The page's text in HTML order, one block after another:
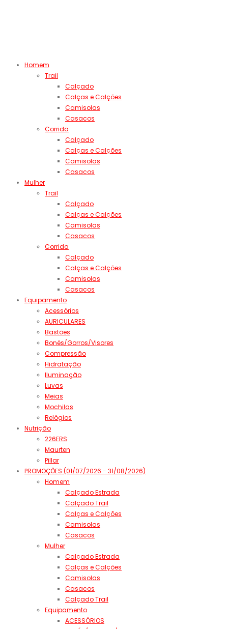
Homem
Trail
Calçado
Calças e Calções
Camisolas
Casacos
Corrida
Calçado
Calças e Calções
Camisolas
Casacos
Mulher
Trail
Calçado
Calças e Calções
Camisolas
Casacos
Corrida
Calçado
Calças e Calções
Camisolas
Casacos
Equipamento
Acessórios
AURICULARES
Bastões
Bonés/Gorros/Visores
Compressão
Hidratação
Iluminação
Luvas
Meias
Mochilas
Relógios
Nutrição
226ERS
Maurten
Pillar
PROMOÇÕES (01/07/2026 - 31/08/2026)
Homem
Calçado Estrada
Calçado Trail
Calças e Calções
Camisolas
Casacos
Mulher
Calçado Estrada
Calças e Calções
Camisolas
Casacos
Calçado Trail
Equipamento
ACESSÓRIOS